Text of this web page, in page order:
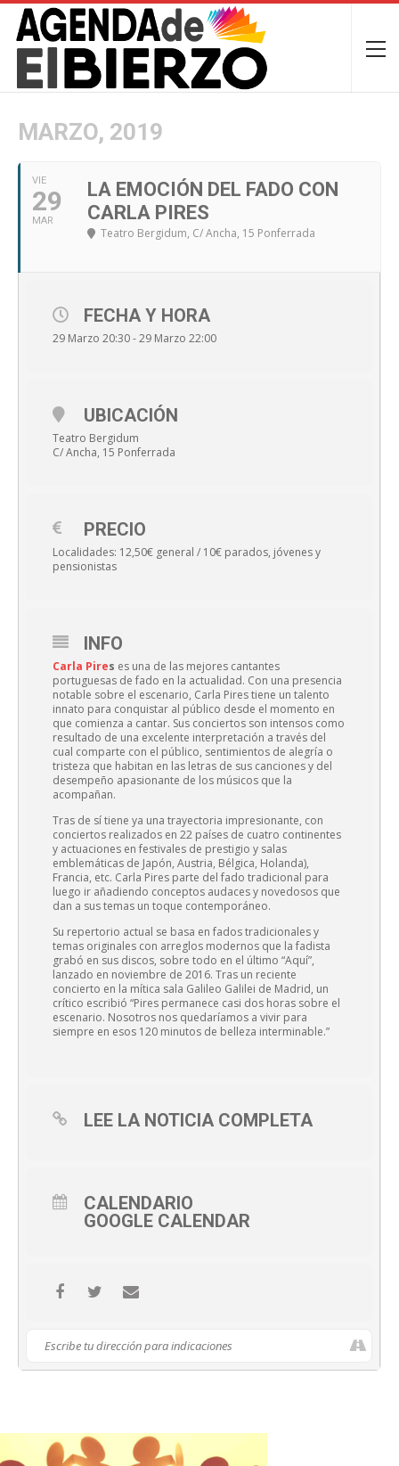
MARZO, 2019
VIE
29
MAR
LA EMOCIÓN DEL FADO CON
CARLA PIRES
Teatro Bergidum, C/ Ancha, 15 Ponferrada
FECHA Y HORA
29 Marzo 20:30 - 29 Marzo 22:00
UBICACIÓN
Teatro Bergidum
C/ Ancha, 15 Ponferrada
PRECIO
Localidades: 12,50€ general / 10€ parados, jóvenes y
pensionistas
INFO
Carla Pires es una de las mejores cantantes
portuguesas de fado en la actualidad. Con una presencia
notable sobre el escenario, Carla Pires tiene un talento
innato para conquistar al público desde el momento en
que comienza a cantar. Sus conciertos son intensos como
resultado de una excelente interpretación a través del
cual comparte con el público, sentimientos de alegría o
tristeza que habitan en las letras de sus canciones y del
desempeño apasionante de los músicos que la
acompañan.
Tras de sí tiene ya una trayectoria impresionante, con
conciertos realizados en 22 países de cuatro continentes
y actuaciones en festivales de prestigio y salas
emblemáticas de Japón, Austria, Bélgica, Holanda),
Francia, etc. Carla Pires parte del fado tradicional para
luego ir añadiendo conceptos audaces y novedosos que
dan a sus temas un toque contemporáneo.
Su repertorio actual se basa en fados tradicionales y
temas originales con arreglos modernos que la fadista
grabó en sus discos, sobre todo en el último “Aquí”,
lanzado en noviembre de 2016. Tras un reciente
concierto en la mítica sala Galileo Galilei de Madrid, un
crítico escribió “Pires permanece casi dos horas sobre el
escenario. Nosotros nos quedaríamos a vivir para
siempre en esos 120 minutos de belleza interminable.”
LEE LA NOTICIA COMPLETA
CALENDARIO
GOOGLE CALENDAR